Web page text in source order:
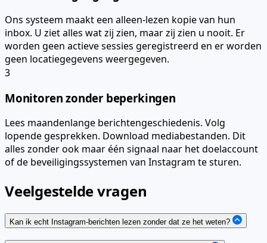
Ons systeem maakt een alleen-lezen kopie van hun
inbox. U ziet alles wat zij zien, maar zij zien u nooit. Er
worden geen actieve sessies geregistreerd en er worden
geen locatiegegevens weergegeven.
3
Monitoren zonder beperkingen
Lees maandenlange berichtengeschiedenis. Volg
lopende gesprekken. Download mediabestanden. Dit
alles zonder ook maar één signaal naar het doelaccount
of de beveiligingssystemen van Instagram te sturen.
Veelgestelde vragen
Kan ik echt Instagram-berichten lezen zonder dat ze het weten?